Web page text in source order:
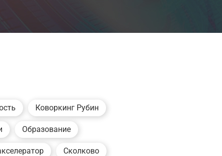
Коворкинг Рубин
Образование
Сколково